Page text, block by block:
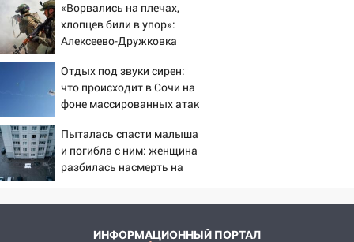
ДТП с мотоциклистом
20:22
Мошенники обманули 92-летнюю
жительницу Ульяновской области
19:14
Житель Ульяновской области
подвез троих незнакомцев на трассе и
заработал уголовное дело
18:14
Прогноз погоды на 6 августа в
Ульяновской области
большой фестиваль «Наше время»
«Ворвались на плечах,
хлопцев били в упор»:
Алексеево-Дружковка
«птах Мадьяра»
Отдых под звуки сирен:
что происходит в Сочи на
фоне массированных атак
Пыталась спасти малыша
и погибла с ним: женщина
разбилась насмерть на
ИНФОРМАЦИОННЫЙ ПОРТАЛ